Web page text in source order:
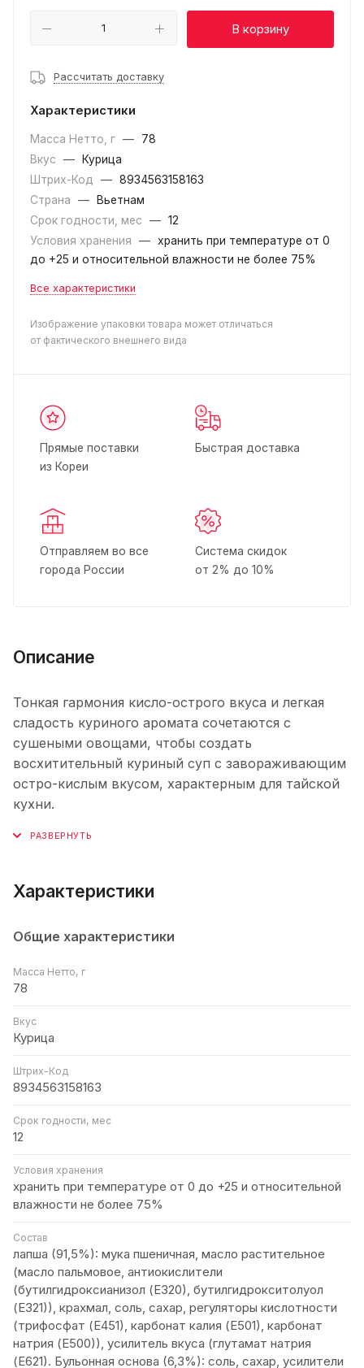
В корзину
Рассчитать доставку
Характеристики
Масса Нетто, г —
78
Вкус
—
Курица
Штрих-Код
— 8934563158163
Страна
—
Вьетнам
Срок годности, мес
— 12
Условия хранения
— хранить при температуре от 0
до +25 и относительной влажности не более 75%
Все характеристики
Изображение упаковки товара может отличаться
от фактического внешнего вида
Прямые поставки
из Кореи
Быстрая доставка
Отправляем во все
города России
Система скидок
от 2% до 10%
Описание
Тонкая гармония кисло-острого вкуса и легкая
сладость куриного аромата сочетаются с
сушеными овощами, чтобы создать
восхитительный куриный суп с завораживающим
остро-кислым вкусом, характерным для тайской
кухни.
Характеристики
Общие характеристики
Масса Нетто, г
78
Вкус
Курица
Штрих-Код
8934563158163
Срок годности, мес
12
Условия хранения
хранить при температуре от 0 до +25 и относительной
влажности не более 75%
Состав
лапша (91,5%): мука пшеничная, масло растительное
(масло пальмовое, антиокислители
(бутилгидроксианизол (Е320), бутилгидрокситолуол
(Е321)), крахмал, соль, сахар, регуляторы кислотности
(трифосфат (Е451), карбонат калия (Е501), карбонат
натрия (Е500)), усилитель вкуса (глутамат натрия
(Е621). Бульонная основа (6,3%): соль, сахар, усилители